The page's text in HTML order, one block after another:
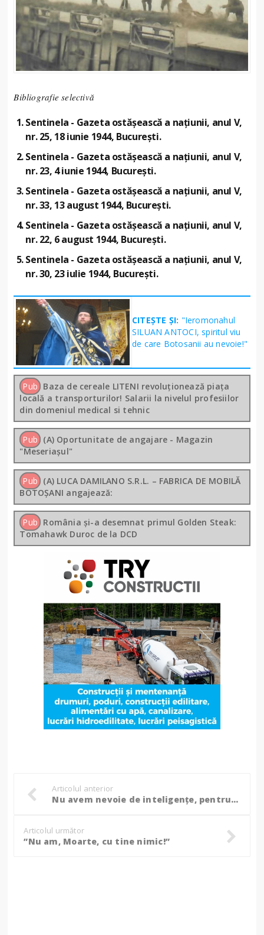
Bibliografie selectivă
Sentinela - Gazeta ostășească a națiunii, anul V,
nr. 25, 18 iunie 1944, București.
Sentinela - Gazeta ostășească a națiunii, anul V,
nr. 23, 4 iunie 1944, București.
Sentinela - Gazeta ostășească a națiunii, anul V,
nr. 33, 13 august 1944, București.
Sentinela - Gazeta ostășească a națiunii, anul V,
nr. 22, 6 august 1944, București.
Sentinela - Gazeta ostășească a națiunii, anul V,
nr. 30, 23 iulie 1944, București.
CITEȘTE ȘI: "Ieromonahul
SILUAN ANTOCI, spiritul viu
de care Botosanii au nevoie!"
Pub Baza de cereale LITENI revoluționează piața
locală a transporturilor! Salarii la nivelul profesiilor
din domeniul medical si tehnic
Pub (A) Oportunitate de angajare - Magazin
"Meseriașul"
Pub (A) LUCA DAMILANO S.R.L. – FABRICA DE MOBILĂ
BOTOȘANI angajează:
Pub România și-a desemnat primul Golden Steak:
Tomahawk Duroc de la DCD
Articolul anterior
Nu avem nevoie de inteligențe, pentru că asta avem din plin. Ne interesează caracterul!
Articolul următor
”Nu am, Moarte, cu tine nimic!”